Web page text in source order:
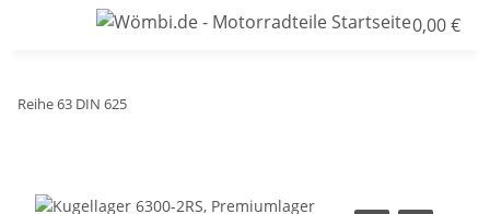
0,00 €
Reihe 63 DIN 625